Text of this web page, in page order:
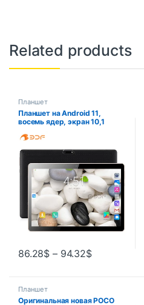
Related products
Планшет
Планшет на Android 11,
восемь ядер, экран 10,1
86.28$ – 94.32$
Планшет
Оригинальная новая POCO